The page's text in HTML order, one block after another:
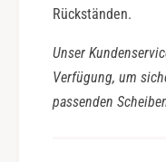
Rückständen.
Unser
Verfügung, um
passenden